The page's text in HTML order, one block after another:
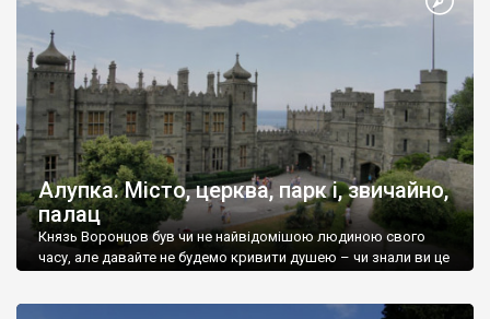
Алупка. Місто, церква, парк і, звичайно,
палац
Князь Воронцов був чи не найвідомішою людиною свого
часу, але давайте не будемо кривити душею – чи знали ви це